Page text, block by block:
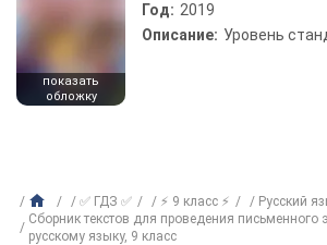
показать
обложку
Год: 2019
Описание: Уровень
✅ ГДЗ ✅ ⚡ 9 класс ⚡
Русский
Сборник текстов для проведения письменного
русскому языку, 9 класс